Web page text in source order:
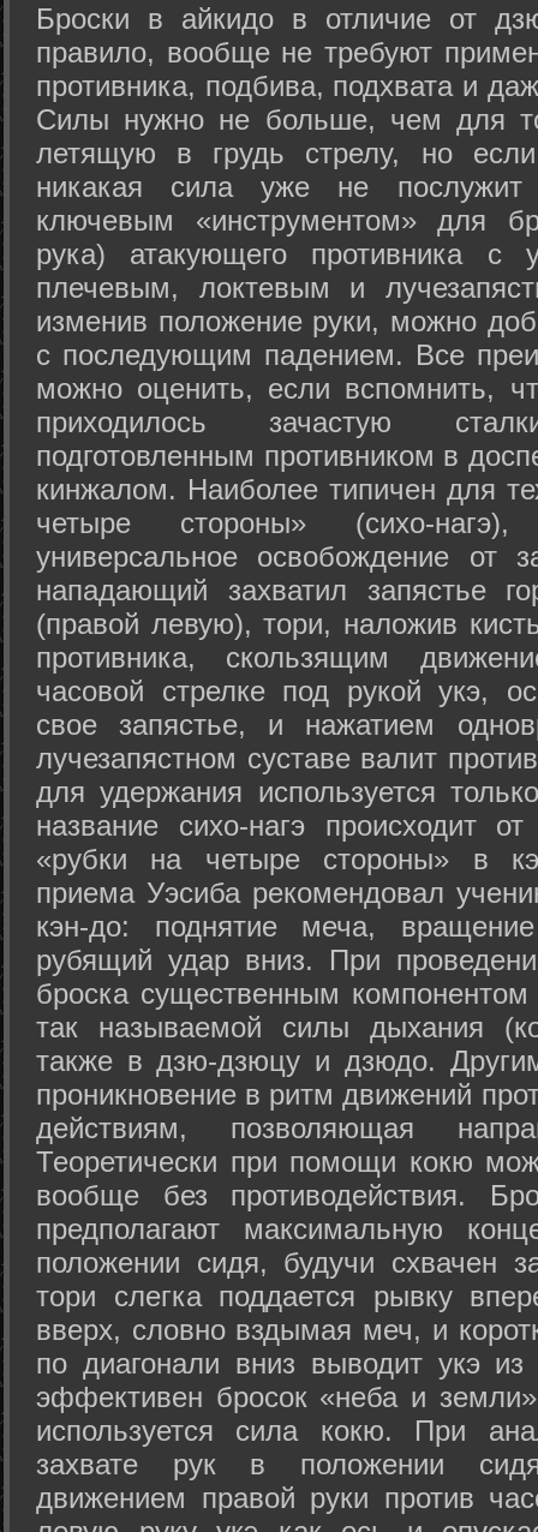
Броски в айкидо в отличие от
правило, вообще не требуют
противника, подбива, подхвата и
Силы нужно не больше, чем для
летящую в грудь стрелу, но
никакая сила уже не
ключевым «инструментом» для
рука) атакующего противника с
плечевым, локтевым и
изменив положение руки, можно
с последующим падением. Все
можно оценить, если вспомнить,
приходилось зачастую
подготовленным противником в
кинжалом. Наиболее типичен для
четыре стороны» (сихо-
универсальное освобождение от
нападающий захватил запястье
(правой левую), тори, наложив
противника, скользящим
часовой стрелке под рукой укэ,
свое запястье, и нажатием
лучезапястном суставе валит
для удержания используется
название сихо-нагэ происходит
«рубки на четыре стороны» в
приема Уэсиба рекомендовал
кэн-до: поднятие меча,
рубящий удар вниз. При
броска существенным компонентом
так называемой силы дыхания
также в дзю-дзюцу и дзюдо.
проникновение в ритм движений
действиям, позволяющая
Теоретически при помощи кокю
вообще без противодействия.
предполагают максимальную
положении сидя, будучи схвачен
тори слегка поддается рывку
вверх, словно вздымая меч, и
по диагонали вниз выводит укэ
эффективен бросок «неба и
используется сила кокю. При
захвате рук в положении
движением правой руки против